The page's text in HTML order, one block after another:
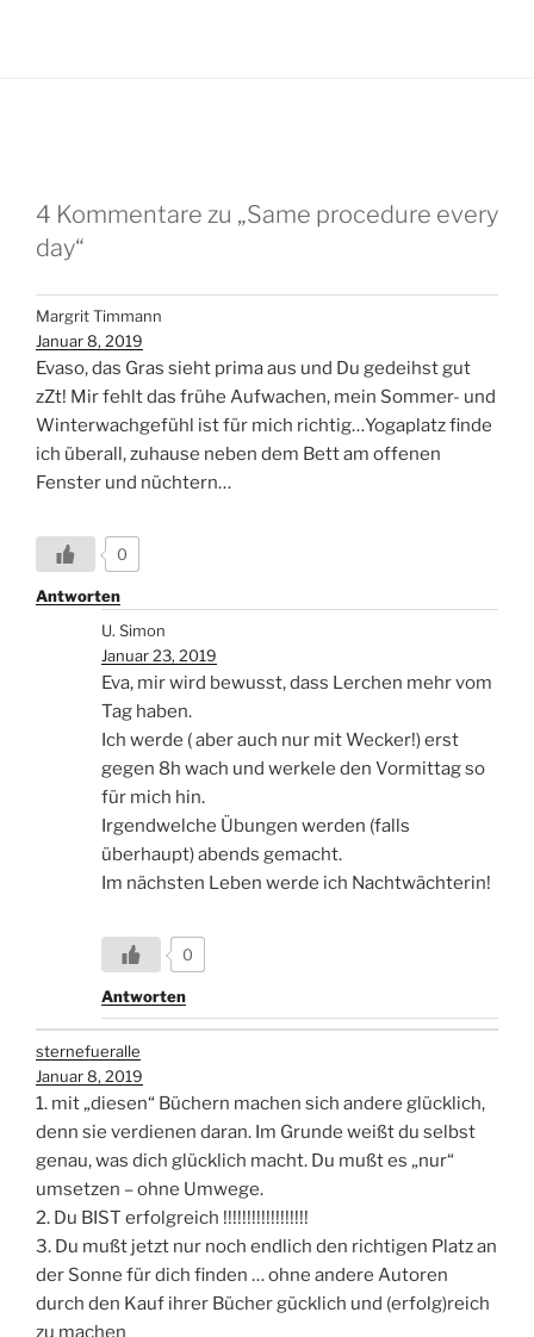
4 Kommentare zu „Same procedure every
day“
Margrit Timmann
Januar 8, 2019
Evaso, das Gras sieht prima aus und Du gedeihst gut
zZt! Mir fehlt das frühe Aufwachen, mein Sommer- und
Winterwachgefühl ist für mich richtig…Yogaplatz finde
ich überall, zuhause neben dem Bett am offenen
Fenster und nüchtern…
0
Antworten
U. Simon
Januar 23, 2019
Eva, mir wird bewusst, dass Lerchen mehr vom
Tag haben.
Ich werde ( aber auch nur mit Wecker!) erst
gegen 8h wach und werkele den Vormittag so
für mich hin.
Irgendwelche Übungen werden (falls
überhaupt) abends gemacht.
Im nächsten Leben werde ich Nachtwächterin!
0
Antworten
sternefueralle
Januar 8, 2019
1. mit „diesen“ Büchern machen sich andere glücklich,
denn sie verdienen daran. Im Grunde weißt du selbst
genau, was dich glücklich macht. Du mußt es „nur“
umsetzen – ohne Umwege.
2. Du BIST erfolgreich !!!!!!!!!!!!!!!!!!
3. Du mußt jetzt nur noch endlich den richtigen Platz an
der Sonne für dich finden … ohne andere Autoren
durch den Kauf ihrer Bücher gücklich und (erfolg)reich
zu machen